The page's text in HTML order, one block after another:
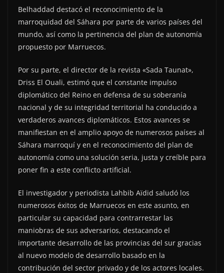
Belhaddad destacó el reconocimiento de la
marroquidad del Sáhara por parte de varios países del
mundo, así como la pertinencia del plan de autonomía
propuesto por Marruecos.
Por su parte, el director de la revista «Sada Taunat»,
Driss El Ouali, estimó que el constante impulso
diplomático del Reino en defensa de su soberanía
nacional y de su integridad territorial ha conducido a
verdaderos avances diplomáticos. Estos avances se
manifiestan en el amplio apoyo de numerosos países al
Sáhara marroquí y en el reconocimiento del plan de
autonomía como una solución seria, justa y creíble para
poner fin a este conflicto artificial.
El investigador y periodista Lahbib Aïdid saludó los
numerosos éxitos de Marruecos en este asunto, en
particular su capacidad para contrarrestar las
maniobras de sus adversarios, destacando el
importante desarrollo de las provincias del sur gracias
al nuevo modelo de desarrollo basado en la
contribución del sector privado y de los actores locales.